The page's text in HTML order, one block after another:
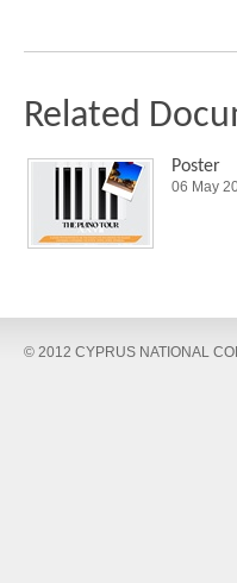
Related
Poster
06 May
© 2012 CYPRUS NATIONAL